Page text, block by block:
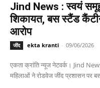
Jind News : स्वयं
शिकायत, बस स्टैंड
आरोप
जींद ekta kranti - 09/06/2026
एकता क्रांति न्यूज नेटवर्क। Jind
महिलाओं ने रोडवेज जींद प्रशासन पर